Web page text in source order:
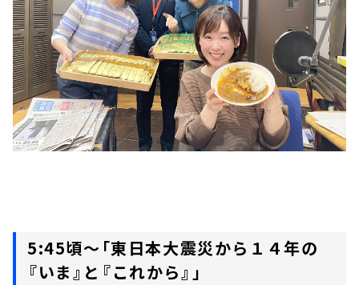
5:45頃～「東日本大震災から１４年の
『いま』と『これから』」